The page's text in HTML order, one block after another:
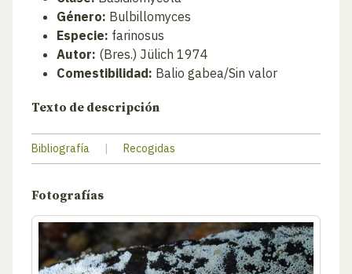
Género: Bulbillomyces
Especie: farinosus
Autor: (Bres.) Jülich 1974
Comestibilidad: Balio gabea/Sin valor
Texto de descripción
Bibliografía | Recogidas
Fotografías